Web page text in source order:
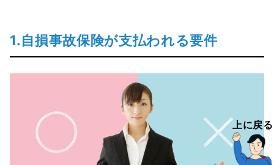
1.自損事故保険が支払われる要件
上に戻る